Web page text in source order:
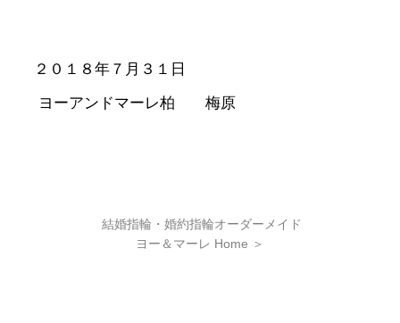
２０１８年７月３１日
ヨーアンドマーレ柏 梅原
結婚指輪・婚約指輪オーダーメイド
ヨー＆マーレ Home ＞